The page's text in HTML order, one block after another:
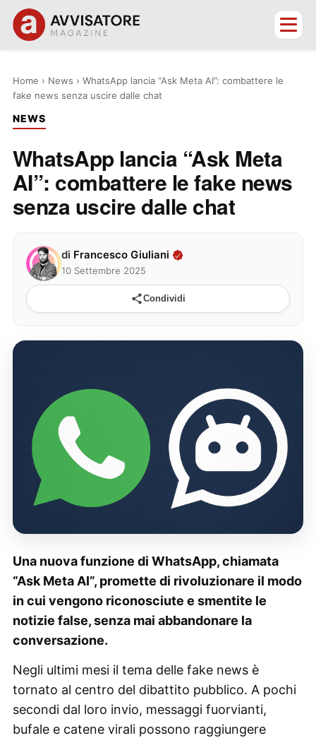
Home › News › WhatsApp lancia “Ask Meta AI”: combattere le
fake news senza uscire dalle chat
NEWS
WhatsApp lancia “Ask Meta
AI”: combattere le fake news
senza uscire dalle chat
di Francesco Giuliani
10 Settembre 2025
Condividi
Una nuova funzione di WhatsApp, chiamata
“Ask Meta AI”, promette di rivoluzionare il modo
in cui vengono riconosciute e smentite le
notizie false, senza mai abbandonare la
conversazione.
Negli ultimi mesi il tema delle fake news è
tornato al centro del dibattito pubblico. A pochi
secondi dal loro invio, messaggi fuorvianti,
bufale e catene virali possono raggiungere